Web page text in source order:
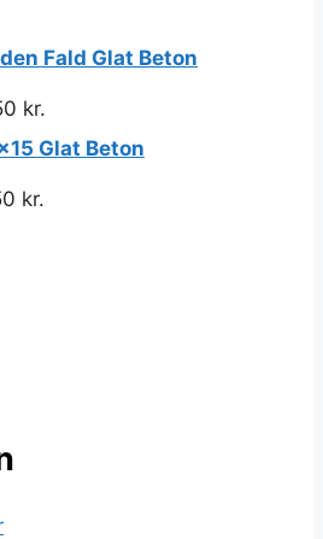
Fald Glat Beton
kr.
Glat Beton
kr.